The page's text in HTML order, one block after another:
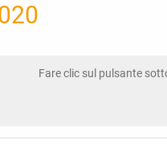
Fare clic sul pulsante